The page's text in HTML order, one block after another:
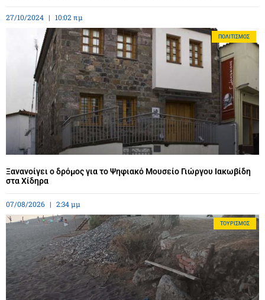
27/10/2024 10:02 πμ
ΠΟΛΙΤΙΣΜΌΣ
Ξανανοίγει ο δρόμος για το Ψηφιακό Μουσείο Γιώργου Ιακωβίδη
στα Χίδηρα
07/08/2026 2:34 μμ
ΤΟΥΡΙΣΜΌΣ